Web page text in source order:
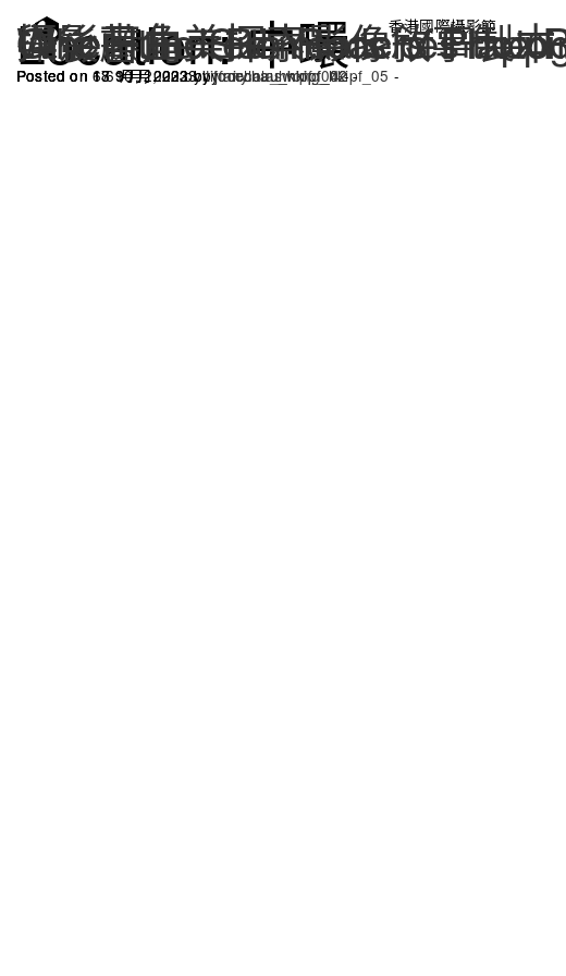
香港國際攝影節
Location:中環
攝影書角：Reminders
Posted on 13 10 月, 2023 bynicholaswong_hkipf_05 -
When the Sun Reaches the
Posted on 18 9 月, 2023 byjocechau_hkipf_02-
One Hundred Years of
Posted on 17 9 月, 2023 byjocechau_hkipf_02-
與後藤由美探索影像敘事製本
Posted on 6 6 月, 2023 bytiffanylau_hkipf_04-